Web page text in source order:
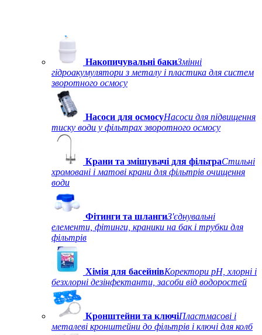
Накопичувальні бакиЗмінні
гідроакумулятори з металу і пластика для систем
зворотного осмосу
Насоси для осмосуНасоси для підвищення
тиску води у фільтрах зворотного осмосу
Крани та змішувачі для фільтраСтильні
хромовані і матові крани для фільтрів очищення
води
Фітинги та шлангиЗ'єднувальні
елементи, фітинги, краники на бак і трубки для
фільтрів
Хімія для басейнівКоректори рН, хлорні і
безхлорні дезінфектанти, засоби від водоростей
Кронштейни та ключіПластмасові і
металеві кронштейни до фільтрів і ключі для колб